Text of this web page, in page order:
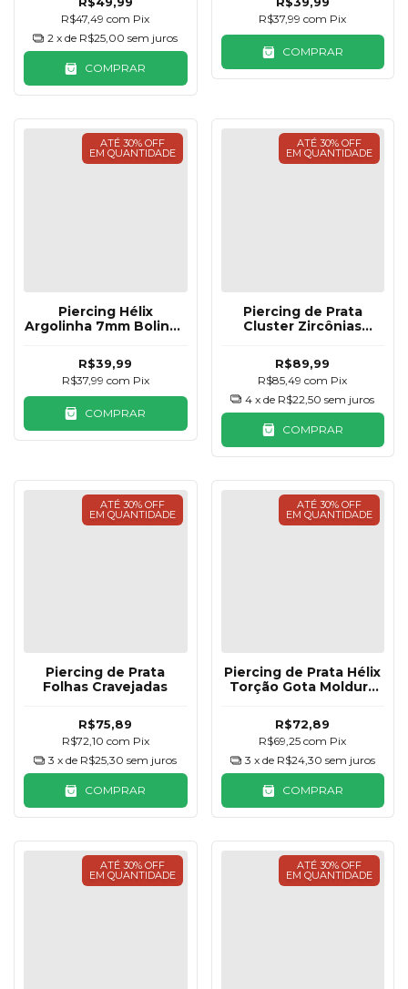
R$47,49com Pix
2 x de R$25,00 sem juros
COMPRAR
R$37,99com Pix
COMPRAR
ATÉ 30% OFF
EM QUANTIDADE
Piercing Hélix
Argolinha 7mm Bolinha
R$39,99
R$37,99 com Pix
COMPRAR
ATÉ 30% OFF
EM QUANTIDADE
Piercing de Prata
Cluster Zircônias
R$89,99
R$85,49com Pix
4 x de R$22,50 sem juros
COMPRAR
ATÉ 30% OFF
EM QUANTIDADE
Piercing de Prata
Folhas Cravejadas
R$75,89
R$72,10 com Pix
3 x de R$25,30 sem juros
COMPRAR
ATÉ 30% OFF
EM QUANTIDADE
Piercing de Prata Hélix
Torção Gota Moldura
R$72,89
R$69,25com Pix
3 x de R$24,30 sem juros
COMPRAR
ATÉ 30% OFF
EM QUANTIDADE
ATÉ 30% OFF
EM QUANTIDADE